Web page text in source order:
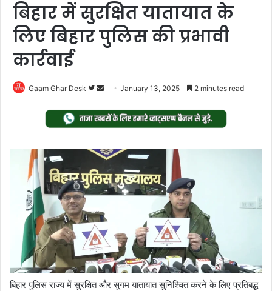
बिहार में सुरक्षित यातायात के
लिए बिहार पुलिस की प्रभावी
कार्रवाई
Gaam Ghar Desk
Follow
Twitter
Send
email
January 13, 2025 2 minutes read
बिहार पुलिस राज्य में सुरक्षित और सुगम यातायात सुनिश्चित करने के लिए प्रतिबद्ध